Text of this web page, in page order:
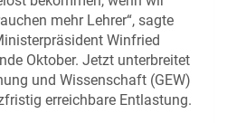
mehr Lehrer“, sagte
Winfried
Oktober. Jetzt unterbreitet
und Wissenschaft (GEW)
erreichbare Entlastung.